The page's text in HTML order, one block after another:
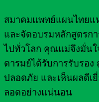
สมาคมแพทย์แผนไทยแ
และจัดอบรมหลักสูตรก
ไปทั่วโลก คุณแม่จึงมั่น
ดารมย์ได้รับการรับรอ
ปลอดภัย และเห็นผลดีเ
ลอดอย่างแน่นอน